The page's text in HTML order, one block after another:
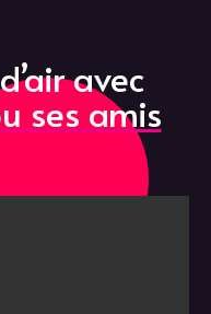
avec
ses amis